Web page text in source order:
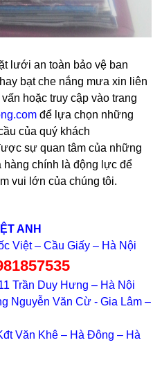
lưới an toàn bảo vệ ban
bạt che nắng mưa xin liên
hoặc truy cập vào trang
để lựa chọn những
của quý khách
sự quan tâm của những
hàng chính là động lực để
vui lớn của chúng tôi.
ANH
Việt – Cầu Giấy – Hà Nội
Trần Duy Hưng – Hà Nội
Nguyễn Văn Cừ - Gia Lâm –
Văn Khê – Hà Đông – Hà